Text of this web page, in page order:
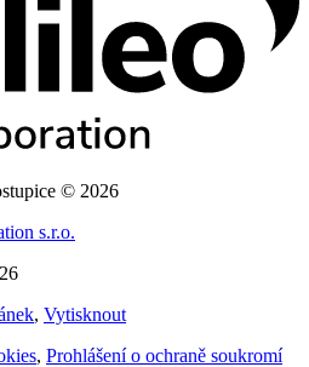
© 2026
s.r.o.
, Vytisknout
, Prohlášení o ochraně soukromí